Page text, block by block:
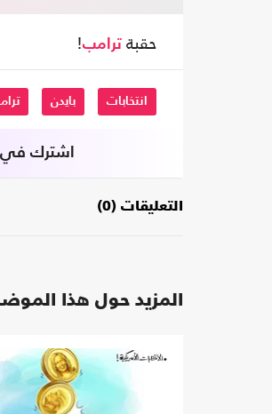
حقبة ترامب!
انتخابات بايدن
اشترك في
التعليقات (0)
المزيد حول هذا